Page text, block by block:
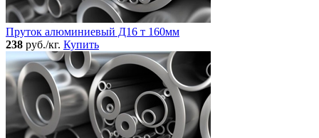
Пруток алюминиевый Д16 т 160мм
238 руб./кг. Купить